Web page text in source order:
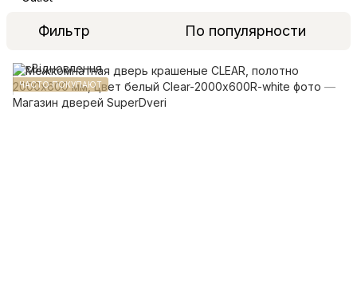
Фильтр По популярности
ЧАСТО ПОКУПАЮТ